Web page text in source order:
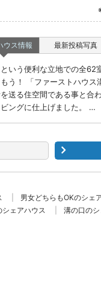
ウス情報
いう便利な立地での全62
う！ 「ファーストハウス
送る住空間である事と合
ビングに仕上げました。 …
最新投稿写真
男女どちらもOKのシェ
ェアハウス 溝の口の